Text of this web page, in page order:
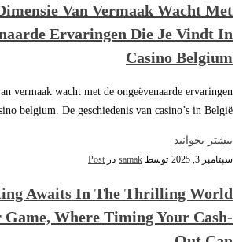
Van Vermaak Wacht Met
Ervaringen Die Je Vindt In
Casino Belgium
vermaak wacht met de ongeëvenaarde ervaringen
belgium. De geschiedenis van casino’s in België…
بیشتر بخوانید
سپتامبر 3, 2025 توسط samak در Post
Awaits In The Thrilling World
Where Timing Your Cash-